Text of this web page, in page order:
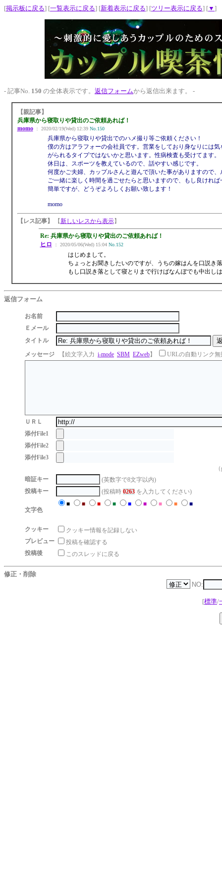
[掲示板に戻る] [一覧表示に戻る] [新着表示に戻る] [ツリー表示に戻る] [▼ ]
- 記事No. 150 の全体表示です。 返信フォームから返信出来ます。 -
【親記事】
兵庫県から寝取りや貸出のご依頼あれば！
momo： 2020/02/19(Wed) 12:39 No.150
兵庫県から寝取りや貸出でのハメ撮り等ご依頼ください！
僕の方はアラフォーの会社員です。営業をしており身なりには
がられるタイプではないかと思います。性病検査も受けてます。
休日は、スポーツを教えているので、話やすい感じです。
何度かご夫婦、カップルさんと遊んで頂いた事がありますので
ご一緒に楽しく時間を過ごせたらと思いますので、もし良けれ
簡単ですが、どうぞよろしくお願い致します！
momo
【レス記事】 【新しいレスから表示】
Re: 兵庫県から寝取りや貸出のご依頼あれば！
ヒロ ： 2020/05/06(Wed) 15:04 No.152
はじめまして。
ちょっとお聞きしたいのですが、うちの嫁はんを口説き
もし口説き落として寝とりまで行けばなんぼでも中出し
返信フォーム
お名前
Ｅメール
タイトル
メッセージ
【絵文字入力 i-mode SBM EZweb】 URLの自動リンク無
ＵＲＬ
添付File1
添付File2
添付File3
暗証キー
(英数字で8文字以内)
投稿キー
(投稿時 0263 を入力してください)
文字色
■ ■ ■ ■ ■ ■ ■ ■ ■
クッキー
クッキー情報を記録しない
プレビュー
投稿を確認する
投稿後
このスレッドに戻る
修正・削除
NO:
[標準/